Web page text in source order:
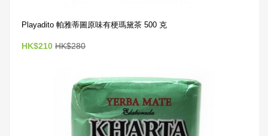
Playadito 帕雅蒂圖原味有梗瑪黛茶 500 克
HK$210 HK$280